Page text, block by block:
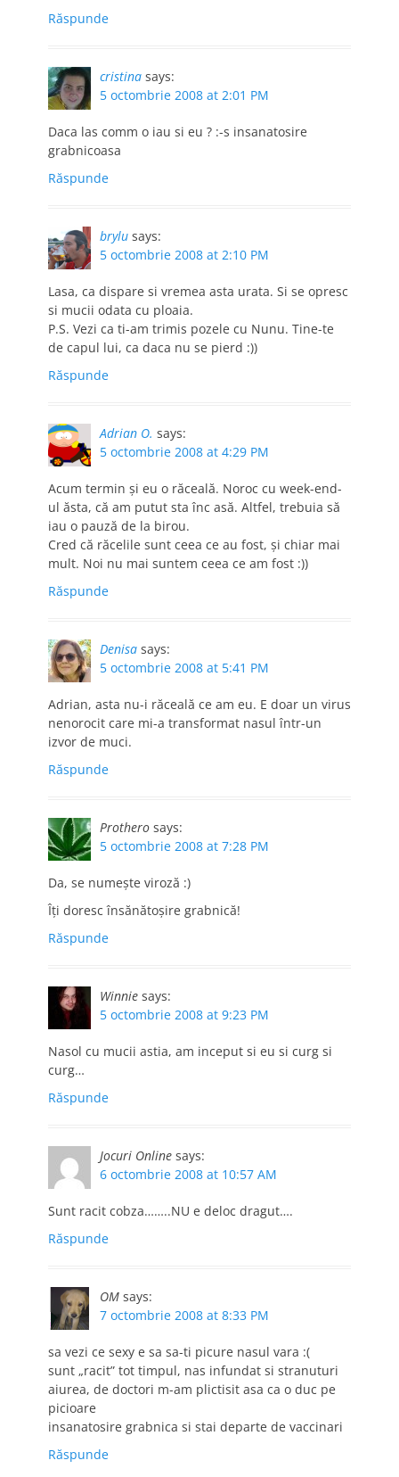
Răspunde
cristina says:
5 octombrie 2008 at 2:01 PM
Daca las comm o iau si eu ? :-s insanatosire
grabnicoasa
Răspunde
brylu says:
5 octombrie 2008 at 2:10 PM
Lasa, ca dispare si vremea asta urata. Si se opresc
si mucii odata cu ploaia.
P.S. Vezi ca ti-am trimis pozele cu Nunu. Tine-te
de capul lui, ca daca nu se pierd :))
Răspunde
Adrian O. says:
5 octombrie 2008 at 4:29 PM
Acum termin și eu o răceală. Noroc cu week-end-
ul ăsta, că am putut sta înc asă. Altfel, trebuia să
iau o pauză de la birou.
Cred că răcelile sunt ceea ce au fost, și chiar mai
mult. Noi nu mai suntem ceea ce am fost :))
Răspunde
Denisa says:
5 octombrie 2008 at 5:41 PM
Adrian, asta nu-i răceală ce am eu. E doar un virus
nenorocit care mi-a transformat nasul într-un
izvor de muci.
Răspunde
Prothero says:
5 octombrie 2008 at 7:28 PM
Da, se numeşte viroză :)
Îţi doresc însănătoşire grabnică!
Răspunde
Winnie says:
5 octombrie 2008 at 9:23 PM
Nasol cu mucii astia, am inceput si eu si curg si
curg…
Răspunde
Jocuri Online says:
6 octombrie 2008 at 10:57 AM
Sunt racit cobza……..NU e deloc dragut….
Răspunde
OM says:
7 octombrie 2008 at 8:33 PM
sa vezi ce sexy e sa sa-ti picure nasul vara :(
sunt „racit” tot timpul, nas infundat si stranuturi
aiurea, de doctori m-am plictisit asa ca o duc pe
picioare
insanatosire grabnica si stai departe de vaccinari
Răspunde